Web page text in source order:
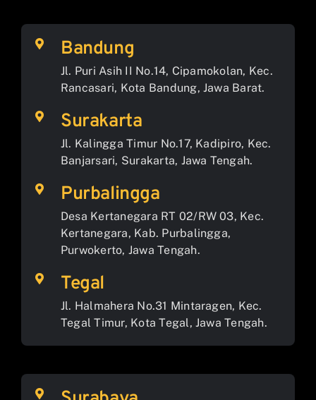
Bandung
Jl. Puri Asih II No.14, Cipamokolan, Kec.
Rancasari, Kota Bandung, Jawa Barat.
Surakarta
Jl. Kalingga Timur No.17, Kadipiro, Kec.
Banjarsari, Surakarta, Jawa Tengah.
Purbalingga
Desa Kertanegara RT 02/RW 03, Kec.
Kertanegara, Kab. Purbalingga,
Purwokerto, Jawa Tengah.
Tegal
Jl. Halmahera No.31 Mintaragen, Kec.
Tegal Timur, Kota Tegal, Jawa Tengah.